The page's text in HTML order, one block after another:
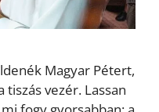
Magyar Pétert,
tiszás vezér. Lassan